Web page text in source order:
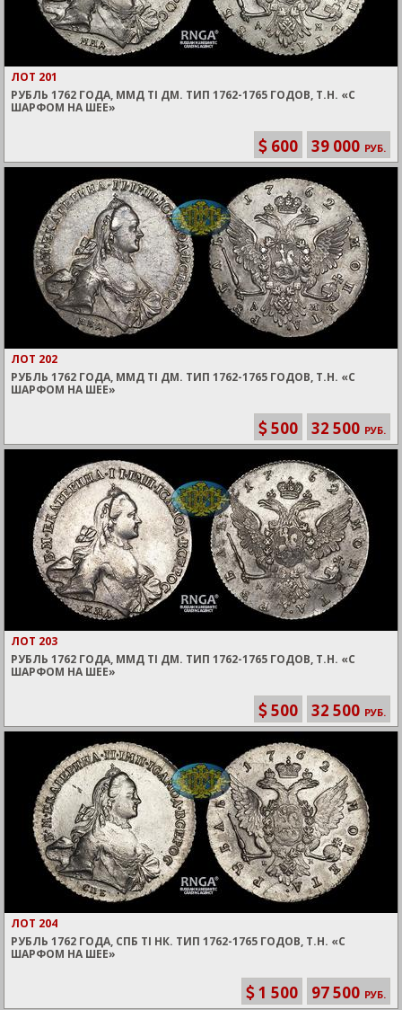
ЛОТ 201
РУБЛЬ 1762 ГОДА, ММД TI ДМ. ТИП 1762-1765 ГОДОВ, Т.Н. «С
ШАРФОМ НА ШЕЕ»
600 39 000 РУБ.
ЛОТ 202
РУБЛЬ 1762 ГОДА, ММД TI ДМ. ТИП 1762-1765 ГОДОВ, Т.Н. «С
ШАРФОМ НА ШЕЕ»
500 32 500 РУБ.
ЛОТ 203
РУБЛЬ 1762 ГОДА, ММД TI ДМ. ТИП 1762-1765 ГОДОВ, Т.Н. «С
ШАРФОМ НА ШЕЕ»
500 32 500 РУБ.
ЛОТ 204
РУБЛЬ 1762 ГОДА, СПБ TI НК. ТИП 1762-1765 ГОДОВ, Т.Н. «С
ШАРФОМ НА ШЕЕ»
1 500 97 500 РУБ.